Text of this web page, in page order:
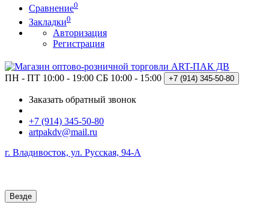
Сравнение0
Закладки0
Авторизация
Регистрация
ПН - ПТ 10:00 - 19:00 СБ 10:00 - 15:00 +7 (914) 345-50-80
Заказать обратный звонок
+7 (914) 345-50-80
artpakdv@mail.ru
г. Владивосток, ул. Русская, 94-А
Везде